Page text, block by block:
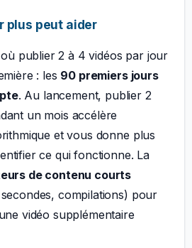
plus peut aider
publier 2 à 4 vidéos par jour
: les 90 premiers jours
. Au lancement, publier 2
un mois accélère
et vous donne plus
ce qui fonctionne. La
de contenu courts
secondes, compilations) pour
vidéo supplémentaire